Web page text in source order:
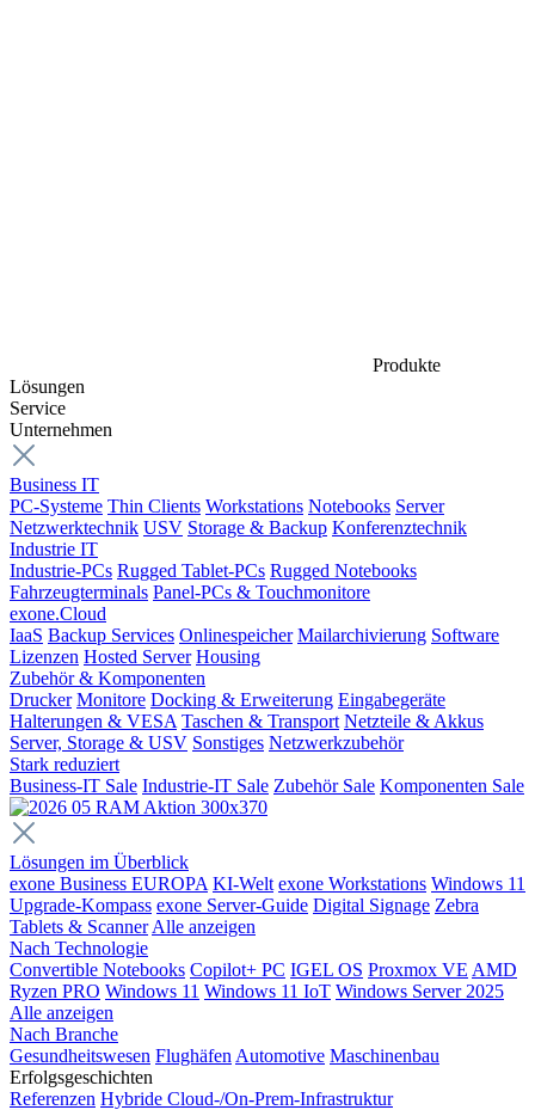
Produkte
Lösungen
Service
Unternehmen
Business IT
PC-Systeme Thin Clients Workstations Notebooks Server
Netzwerktechnik USV Storage & Backup Konferenztechnik
Industrie IT
Industrie-PCs Rugged Tablet-PCs Rugged Notebooks
Fahrzeugterminals Panel-PCs & Touchmonitore
exone.Cloud
IaaS Backup Services Onlinespeicher Mailarchivierung Software
Lizenzen Hosted Server Housing
Zubehör & Komponenten
Drucker Monitore Docking & Erweiterung Eingabegeräte
Halterungen & VESA Taschen & Transport Netzteile & Akkus
Server, Storage & USV Sonstiges Netzwerkzubehör
Stark reduziert
Business-IT Sale Industrie-IT Sale Zubehör Sale Komponenten Sale
Lösungen im Überblick
exone Business EUROPA KI-Welt exone Workstations Windows 11
Upgrade-Kompass exone Server-Guide Digital Signage Zebra
Tablets & Scanner Alle anzeigen
Nach Technologie
Convertible Notebooks Copilot+ PC IGEL OS Proxmox VE AMD
Ryzen PRO Windows 11 Windows 11 IoT Windows Server 2025
Alle anzeigen
Nach Branche
Gesundheitswesen Flughäfen Automotive Maschinenbau
Erfolgsgeschichten
Referenzen Hybride Cloud-/On-Prem-Infrastruktur